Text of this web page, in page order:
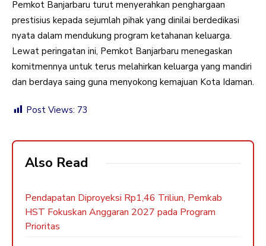
Pemkot Banjarbaru turut menyerahkan penghargaan
prestisius kepada sejumlah pihak yang dinilai berdedikasi
nyata dalam mendukung program ketahanan keluarga.
Lewat peringatan ini, Pemkot Banjarbaru menegaskan
komitmennya untuk terus melahirkan keluarga yang mandiri
dan berdaya saing guna menyokong kemajuan Kota Idaman.
Post Views: 73
Also Read
Pendapatan Diproyeksi Rp1,46 Triliun, Pemkab
HST Fokuskan Anggaran 2027 pada Program
Prioritas